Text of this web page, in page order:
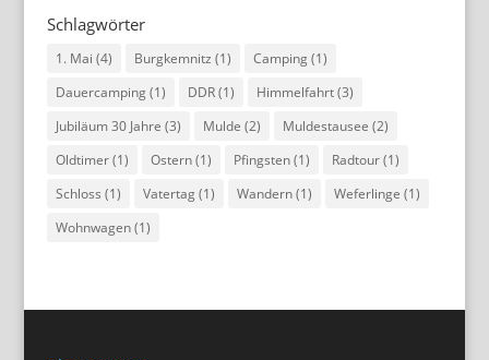
Schlagwörter
1. Mai (4) Burgkemnitz (1) Camping(1)
Dauercamping(1) DDR(1) Himmelfahrt(3)
Jubiläum 30 Jahre (3) Mulde (2) Muldestausee (2)
Oldtimer(1) Ostern(1) Pfingsten(1) Radtour(1)
Schloss (1) Vatertag(1) Wandern(1) Weferlinge (1)
Wohnwagen(1)